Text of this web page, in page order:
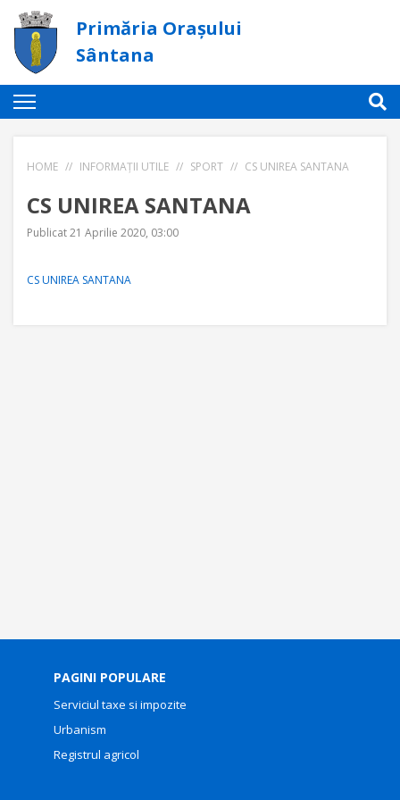
Primăria Orașului
Sântana
HOME // INFORMAȚII UTILE // SPORT // CS UNIREA SANTANA
CS UNIREA SANTANA
Publicat 21 Aprilie 2020, 03:00
CS UNIREA SANTANA
PAGINI POPULARE
Serviciul taxe si impozite
Urbanism
Registrul agricol